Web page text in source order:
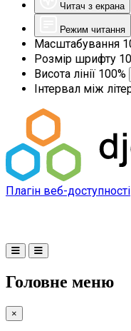
Читач з екрана
Режим читання
Масштабування
Розмір шрифту
Висота лінії 100%
Інтервал між
Плагін веб-доступності
Головне меню
×